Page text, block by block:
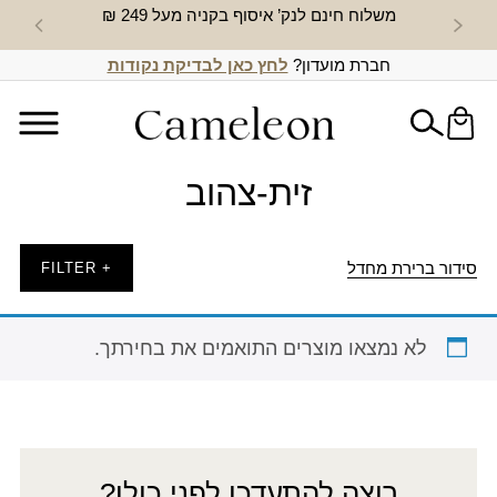
משלוח חינם לנק’ איסוף בקניה מעל 249 ₪ חדש
חברת מועדון? לחץ כאן לבדיקת נקודות
זית-צהוב
סידור ברירת מחדל + FILTER
לא נמצאו מוצרים התואמים את בחירתך.